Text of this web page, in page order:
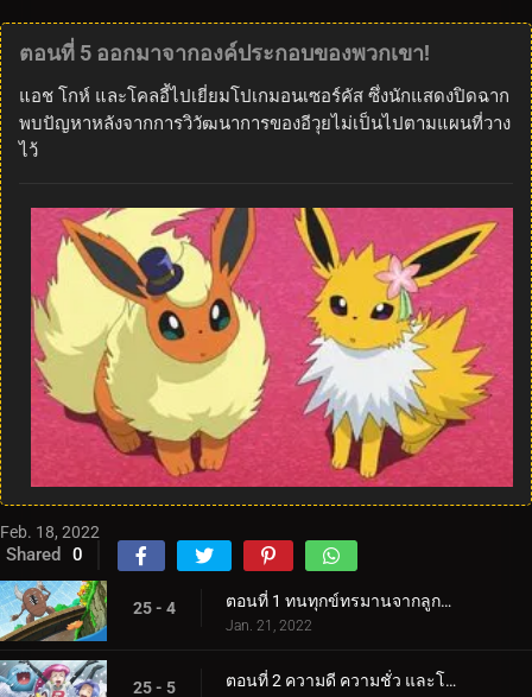
ตอนที่ 5 ออกมาจากองค์ประกอบของพวกเขา!
แอช โกห์ และโคลอี้ไปเยี่ยมโปเกมอนเซอร์คัส ซึ่งนักแสดงปิดฉาก
พบปัญหาหลังจากการวิวัฒนาการของอีวุยไม่เป็นไปตามแผนที่วาง
ไว้
Feb. 18, 2022
Shared 0
25 - 4 ตอนที่ 1 ทนทุกข์ทรมานจากลูกธนูและลูกธนู!
Jan. 21, 2022
25 - 5 ตอนที่ 2 ความดี ความชั่ว และโชคดี!